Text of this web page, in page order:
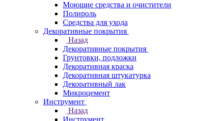
Моющие средства и очистители
Полироль
Средства для ухода
Декоративные покрытия
Назад
Декоративные покрытия
Грунтовки, подложки
Декоративная краска
Декоративная штукатурка
Декоративный лак
Микроцемент
Инструмент
Назад
Инструмент